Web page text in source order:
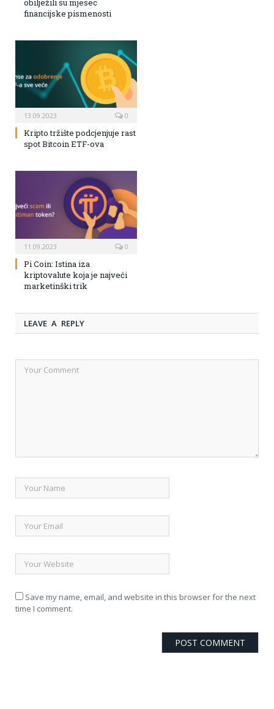
obilježili su mjesec
financijske pismenosti
13.09.2023 0
Kripto tržište podcjenjuje rast
spot Bitcoin ETF-ova
11.09.2023 0
Pi Coin: Istina iza
kriptovalute koja je najveći
marketinški trik
LEAVE A REPLY
Save my name, email, and website in this browser for the next
time I comment.